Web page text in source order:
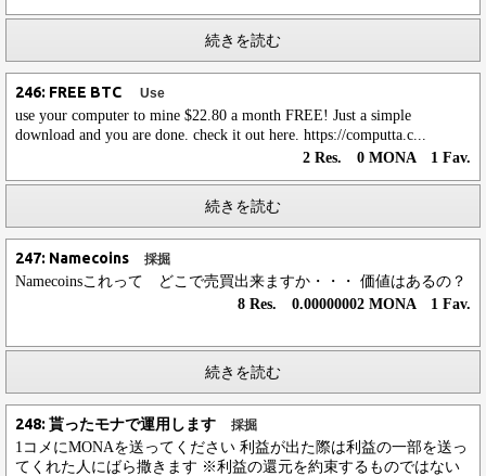
続きを読む
246: FREE BTC Use
use your computer to mine $22.80 a month FREE! Just a simple
download and you are done. check it out here. https://computta.c...
2 Res. 0 MONA 1 Fav.
続きを読む
247: Namecoins 採掘
Namecoinsこれって どこで売買出来ますか・・・ 価値はあるの？
8 Res. 0.00000002 MONA 1 Fav.
続きを読む
248: 貰ったモナで運用します 採掘
1コメにMONAを送ってください 利益が出た際は利益の一部を送っ
てくれた人にばら撒きます ※利益の還元を約束するものではない